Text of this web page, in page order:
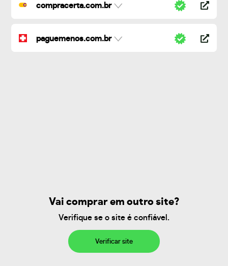
compracerta.com.br
paguemenos.com.br
Vai comprar em outro site?
Verifique se o site é confiável.
Verificar site